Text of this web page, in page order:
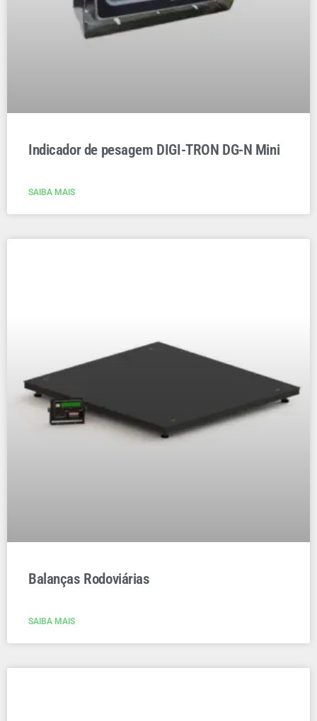
Indicador de pesagem DIGI-TRON DG-N Mini
SAIBA MAIS
Balanças Rodoviárias
SAIBA MAIS